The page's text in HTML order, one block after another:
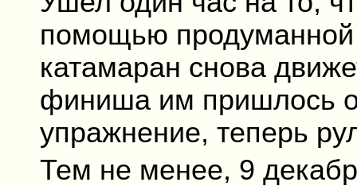
помощью
катамаран снова
финиша им пришлось
упражнение, теперь
Тем не менее, 9